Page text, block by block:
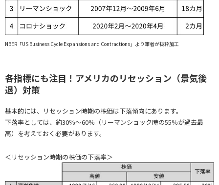
NBER「US Business Cycle Expansions and Contractions」より筆者が抜粋加工
各指標にも注目！アメリカのリセッション（景気後
退）対策
基本的には、リセッション時期の株価は下落傾向にあります。
下落率としては、約30％～60％（リーマンショック時の55％が過去最
高）を考えておく必要があります。
＜リセッション時期の株価の下落率＞